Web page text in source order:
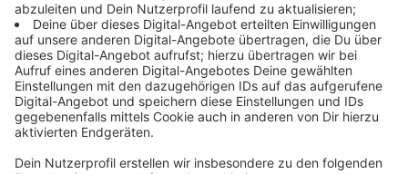
sexuell belästigt hat, verurteilt. Zwei Jahre
Gefängnis auf Bewährung lautet das Urteil, der
Mann ist in drei von insgesamt 22 Fällen schuldig
gesprochen worden, berichten die Aachener
Nachrichten. Die Taten sind zwischen Sommer
2016 und Herbst 2017 passiert, das Mädchen ist
damals sechs bis sieben Jahre alt gewesen. Als
strafmildernd ist anerkannt worden, dass der